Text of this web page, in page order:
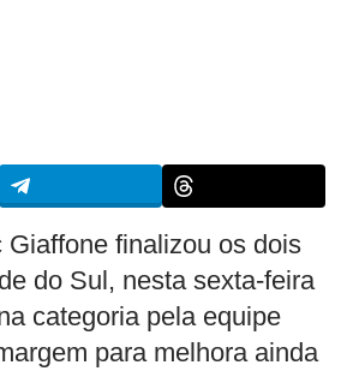
finalizou os dois
do Sul, nesta sexta-feira
categoria pela equipe
para melhora ainda